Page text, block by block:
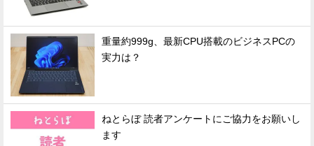
重量約999g、最新CPU搭載のビジネスPCの
実力は？
ねとらぼ 読者アンケートにご協力をお願いし
ます